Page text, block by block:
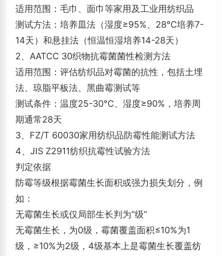
适用范围：毛巾、面巾等家用及工业用纺织品
测试方法：培养皿法（湿度≥95%、28℃培养7-
14天）和悬挂法（恒温恒湿培养14-28天） ‌
2、AATCC 30织物抗霉菌菌性检测方法
适用范围：评估纺织品对霉菌的抗性，包括土埋
法、琼脂平板法、黑曲霉测试等
测试条件：温度25-30℃、湿度≥90%，培养周
期通常28天 ‌
3、FZ/T 60030家用纺织品防霉性能测试方法 ‌
4、JIS Z2911纺织抗霉性试验方法
判定依据
防霉等级根据霉菌生长面积或强力损失划分，例
如：
无霉菌生长或仅局部生长判为“级”
无霉菌生长，为0级，霉菌覆盖面积≤10%为1
级，≥10%为2级，4级基本上是霉菌生长覆盖纺